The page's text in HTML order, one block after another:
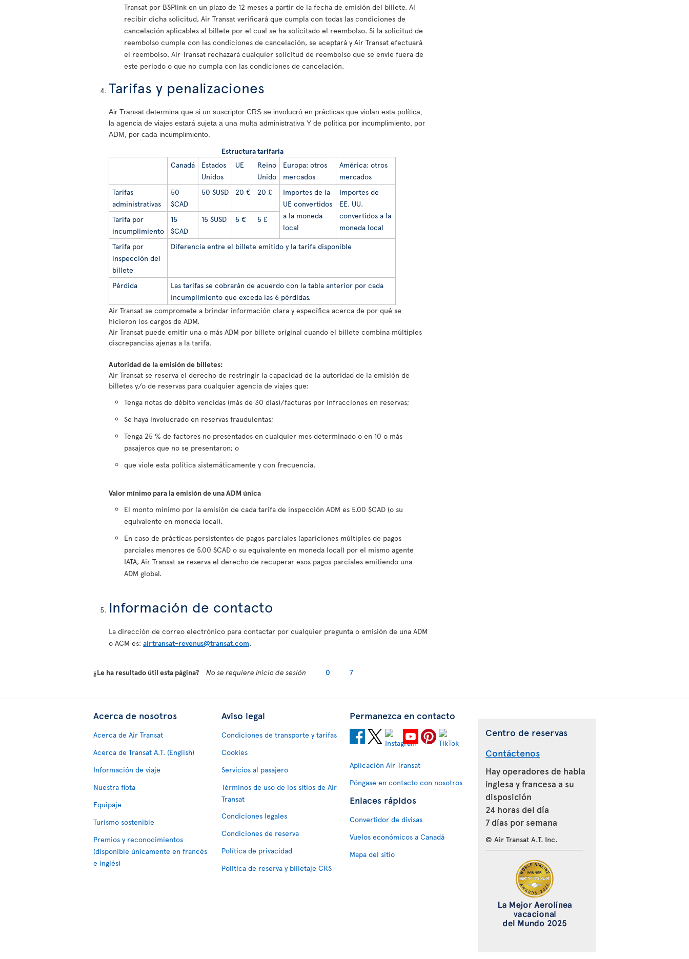
Transat por BSPlink en un plazo de 12 meses a partir de la fecha de emisión del billete. Al
recibir dicha solicitud, Air Transat verificará que cumpla con todas las condiciones de
cancelación aplicables al billete por el cual se ha solicitado el reembolso. Si la solicitud de
reembolso cumple con las condiciones de cancelación, se aceptará y Air Transat efectuará
el reembolso. Air Transat rechazará cualquier solicitud de reembolso que se envíe fuera de
este periodo o que no cumpla con las condiciones de cancelación.
Tarifas y penalizaciones
Air Transat determina que si un suscriptor CRS se involucró en prácticas que violan esta política,
la agencia de viajes estará sujeta a una multa administrativa Y de política por incumplimiento, por
ADM, por cada incumplimiento.
Estructura tarifaria
Canadá
Estados
Unidos
UE
Reino
Unido
Europa: otros
mercados
América: otros
mercados
Tarifas
administrativas
50
$CAD
50 $USD 20 € 20 £
Importes de la
UE convertidos
a la moneda
local
Importes de
EE. UU.
convertidos a la
moneda local
Tarifa por
incumplimiento
15
$CAD
15 $USD 5 € 5 £
Tarifa por
inspección del
billete
Diferencia entre el billete emitido y la tarifa disponible
Pérdida
Las tarifas se cobrarán de acuerdo con la tabla anterior por cada
incumplimiento que exceda las 6 pérdidas.
Air Transat se compromete a brindar información clara y específica acerca de por qué se
hicieron los cargos de ADM.
Air Transat puede emitir una o más ADM por billete original cuando el billete combina múltiples
discrepancias ajenas a la tarifa.
Autoridad de la emisión de billetes:
Air Transat se reserva el derecho de restringir la capacidad de la autoridad de la emisión de
billetes y/o de reservas para cualquier agencia de viajes que:
Tenga notas de débito vencidas (más de 30 días)/facturas por infracciones en reservas;
Se haya involucrado en reservas fraudulentas;
Tenga 25 % de factores no presentados en cualquier mes determinado o en 10 o más
pasajeros que no se presentaron; o
que viole esta política sistemáticamente y con frecuencia.
Valor mínimo para la emisión de una ADM única
El monto mínimo por la emisión de cada tarifa de inspección ADM es 5.00 $CAD (o su
equivalente en moneda local).
En caso de prácticas persistentes de pagos parciales (apariciones múltiples de pagos
parciales menores de 5.00 $CAD o su equivalente en moneda local) por el mismo agente
IATA, Air Transat se reserva el derecho de recuperar esos pagos parciales emitiendo una
ADM global.
Información de contacto
La dirección de correo electrónico para contactar por cualquier pregunta o emisión de una ADM
o ACM es: airtransat-revenus@transat.com.
¿Le ha resultado útil esta página? No se requiere inicio de sesión 0 7
Acerca de nosotros
Acerca de Air Transat
Acerca de Transat A.T. (English)
Información de viaje
Nuestra flota
Equipaje
Turismo sostenible
Premios y reconocimientos
(disponible únicamente en francés
e inglés)
Aviso legal
Condiciones de transporte y tarifas
Cookies
Servicios al pasajero
Términos de uso de los sitios de Air
Transat
Condiciones legales
Condiciones de reserva
Política de privacidad
Política de reserva y billetaje CRS
Permanezca en contacto
Aplicación Air Transat
Póngase en contacto con nosotros
Enlaces rápidos
Convertidor de divisas
Vuelos económicos a Canadá
Mapa del sitio
Centro de reservas
Contáctenos
Hay operadores de habla
inglesa y francesa a su
disposición
24 horas del día
7 días por semana
© Air Transat A.T. Inc.